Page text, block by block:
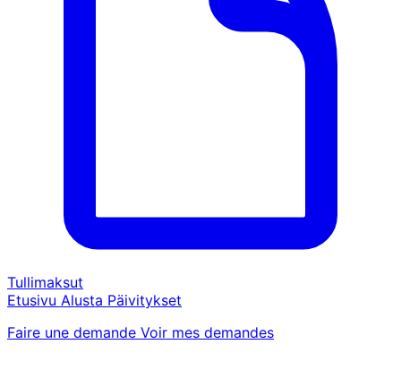
Tullimaksut
Etusivu Alusta Päivitykset
Faire une demande Voir mes demandes